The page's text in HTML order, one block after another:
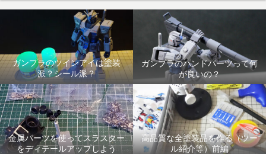
ガンプラのツインアイは塗装
派？シール派？
ガンプラのハンドパーツって何
が良いの？
金属パーツを使ってスラスター
をディテールアップしよう
高品質な全塗装品を作る（ツー
ル紹介等）前編